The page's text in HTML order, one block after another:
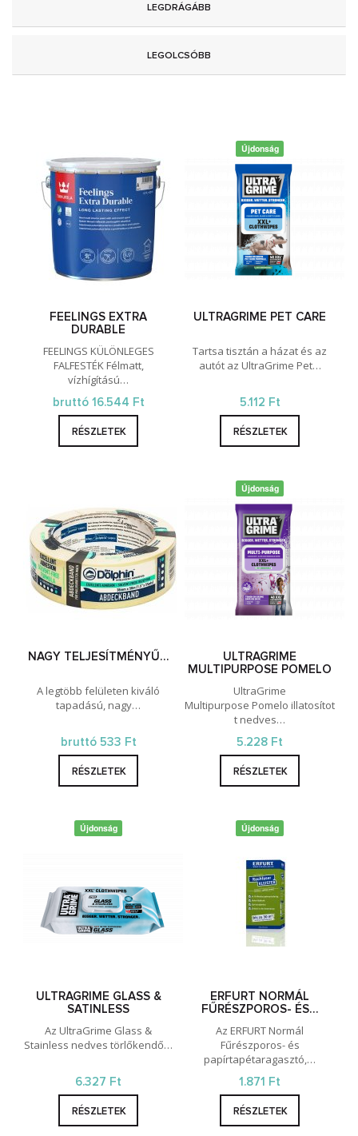
LEGDRÁGÁBB
LEGOLCSÓBB
FEELINGS EXTRA
DURABLE
FEELINGS KÜLÖNLEGES
FALFESTÉK Félmatt,
vízhígítású…
bruttó 16.544 Ft
RÉSZLETEK
Újdonság
ULTRAGRIME PET CARE
Tartsa tisztán a házat és az
autót az UltraGrime Pet…
5.112 Ft
RÉSZLETEK
NAGY TELJESÍTMÉNYŰ…
A legtöbb felületen kiváló
tapadású, nagy…
bruttó 533 Ft
RÉSZLETEK
Újdonság
ULTRAGRIME
MULTIPURPOSE POMELO
UltraGrime
Multipurpose Pomelo illatosítot
t nedves…
5.228 Ft
RÉSZLETEK
Újdonság
ULTRAGRIME GLASS &
SATINLESS
Az UltraGrime Glass &
Stainless nedves törlőkendő…
6.327 Ft
RÉSZLETEK
Újdonság
ERFURT NORMÁL
FŰRÉSZPOROS- ÉS…
Az ERFURT Normál
Fűrészporos- és
papírtapétaragasztó,…
1.871 Ft
RÉSZLETEK